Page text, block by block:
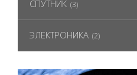
СПУТНИК (3)
ЭЛЕКТРОНИКА (2)